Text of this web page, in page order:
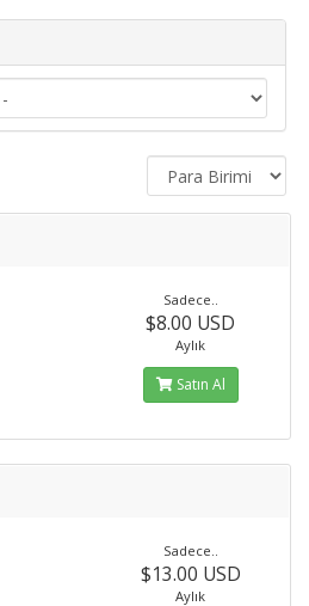
Sadece..
$8.00 USD
Aylık
Satın Al
Sadece..
$13.00 USD
Aylık